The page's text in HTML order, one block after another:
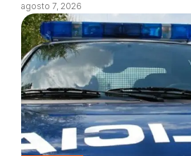
agosto 7, 2026